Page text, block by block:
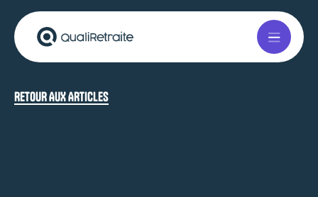
RETOUR AUX ARTICLES